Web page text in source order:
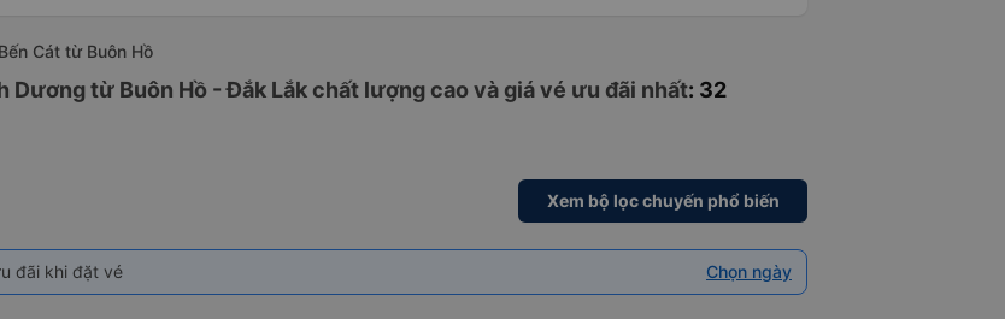
Cát từ Buôn Hồ
Dương từ Buôn Hồ - Đắk Lắk chất lượng cao và giá vé ưu đãi nhất: 32
Xem bộ lọc chuyến phổ biến
đãi khi đặt vé Chọn ngày